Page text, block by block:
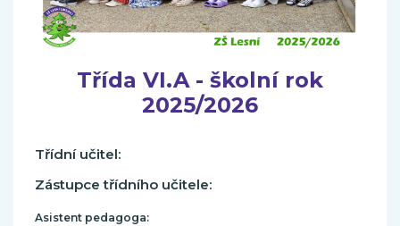
Třída VI.A - školní rok
2025/2026
Třídní učitel:
Zástupce třídního učitele:
Asistent pedagoga: